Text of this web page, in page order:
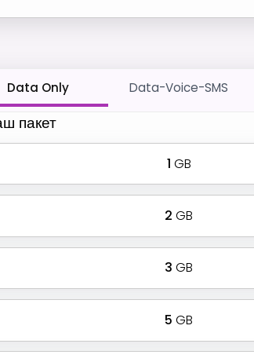
Data Only Data-Voice-SMS
пакет
1 GB
2 GB
3 GB
5 GB